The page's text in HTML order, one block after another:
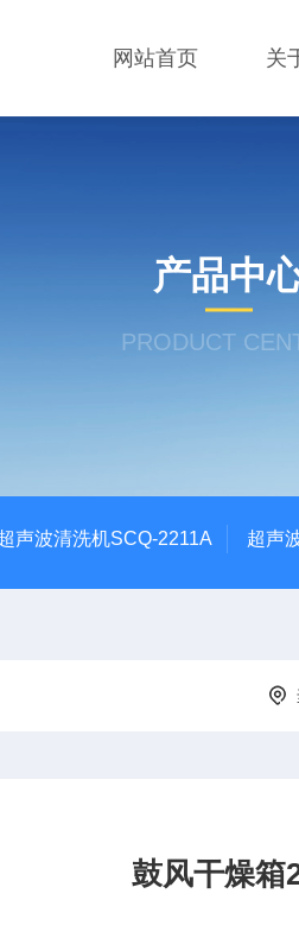
网站首页 关
产品中
PRODUCT
声波清洗机SCQ-2211A 超声
鼓风干燥箱